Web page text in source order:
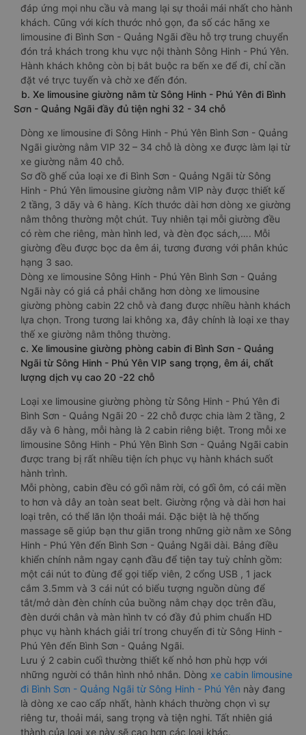
đáp ứng mọi nhu cầu và mang lại sự thoải mái nhất cho hành
khách. Cũng với kích thước nhỏ gọn, đa số các hãng xe
limousine đi Bình Sơn - Quảng Ngãi đều hỗ trợ trung chuyển
đón trả khách trong khu vực nội thành Sông Hinh - Phú Yên.
Hành khách không còn bị bắt buộc ra bến xe để đi, chỉ cần
đặt vé trực tuyến và chờ xe đến đón.
b. Xe limousine giường nằm từ Sông Hinh - Phú Yên đi Bình
Sơn - Quảng Ngãi đầy đủ tiện nghi 32 - 34 chỗ
Dòng xe limousine đi Sông Hinh - Phú Yên Bình Sơn - Quảng
Ngãi giường nằm VIP 32 – 34 chỗ là dòng xe được làm lại từ
xe giường nằm 40 chỗ.
Sơ đồ ghế của loại xe đi Bình Sơn - Quảng Ngãi từ Sông
Hinh - Phú Yên limousine giường nằm VIP này được thiết kế
2 tầng, 3 dãy và 6 hàng. Kích thước dài hơn dòng xe giường
nằm thông thường một chút. Tuy nhiên tại mỗi giường đều
có rèm che riêng, màn hình led, và đèn đọc sách,…. Mỗi
giường đều được bọc da êm ái, tương đương với phân khúc
hạng 3 sao.
Dòng xe limousine Sông Hinh - Phú Yên Bình Sơn - Quảng
Ngãi này có giá cả phải chăng hơn dòng xe limousine
giường phòng cabin 22 chỗ và đang được nhiều hành khách
lựa chọn. Trong tương lai không xa, đây chính là loại xe thay
thế xe giường nằm thông thường.
c. Xe limousine giường phòng cabin đi Bình Sơn - Quảng
Ngãi từ Sông Hinh - Phú Yên VIP sang trọng, êm ái, chất
lượng dịch vụ cao 20 -22 chỗ
Loại xe limousine giường phòng từ Sông Hinh - Phú Yên đi
Bình Sơn - Quảng Ngãi 20 - 22 chỗ được chia làm 2 tầng, 2
dãy và 6 hàng, mỗi hàng là 2 cabin riêng biệt. Trong mỗi xe
limousine Sông Hinh - Phú Yên Bình Sơn - Quảng Ngãi cabin
được trang bị rất nhiều tiện ích phục vụ hành khách suốt
hành trình.
Mỗi phòng, cabin đều có gối nằm rời, có gối ôm, có cái mền
to hơn và dây an toàn seat belt. Giường rộng và dài hơn hai
loại trên, có thể lăn lộn thoải mái. Đặc biệt là hệ thống
massage sẽ giúp bạn thư giãn trong những giờ nằm xe Sông
Hinh - Phú Yên đến Bình Sơn - Quảng Ngãi dài. Bảng điều
khiển chính nằm ngay cạnh đầu để tiện tay tuỳ chỉnh gồm:
một cái nút to đùng để gọi tiếp viên, 2 cổng USB , 1 jack
cắm 3.5mm và 3 cái nút có biểu tượng nguồn dùng để
tắt/mở dàn đèn chính của buồng nằm chạy dọc trên đầu,
đèn dưới chân và màn hình tv có đầy đủ phim chuẩn HD
phục vụ hành khách giải trí trong chuyến đi từ Sông Hinh -
Phú Yên đến Bình Sơn - Quảng Ngãi.
Lưu ý 2 cabin cuối thường thiết kế nhỏ hơn phù hợp với
những người có thân hình nhỏ nhắn. Dòng xe cabin limousine
đi Bình Sơn - Quảng Ngãi từ Sông Hinh - Phú Yên này đang
là dòng xe cao cấp nhất, hành khách thường chọn vì sự
riêng tư, thoải mái, sang trọng và tiện nghi. Tất nhiên giá
thành của loại xe này sẽ cao hơn các loại khác.